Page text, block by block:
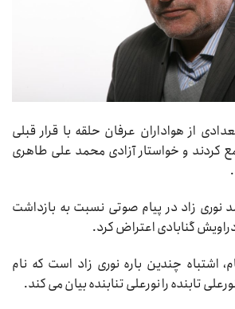
از هواداران عرفان حلقه با قرار قبلی
کردند و خواستار آزادی محمد علی طاهری
نوری زاد در پیام صوتی نسبت به بازداشت
گنابادی اعتراض کرد.
اشتباه چندین باره نوری زاد است که نام
تابنده را نورعلی تنابنده بیان می کند.